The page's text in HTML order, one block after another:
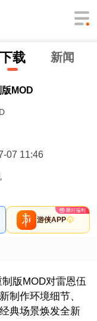
下载 新闻
MOD
07 11:46
游侠APP
版MOD对雷恩伍
制作环境细节、
典场景焕发全新